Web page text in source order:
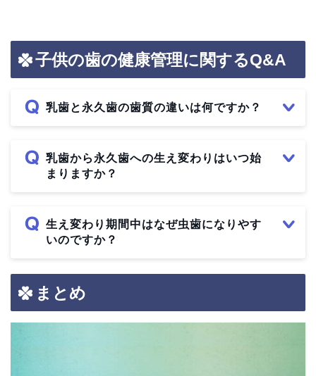
子供の歯の健康管理に関するQ&A
乳歯と永久歯の歯質の違いは何ですか？
乳歯から永久歯への生え変わりはいつ始
まりますか？
生え変わり期間中はなぜ虫歯になりやす
いのですか？
まとめ